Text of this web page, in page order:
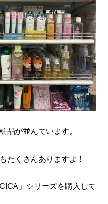
品が並んでいます。
たくさんありますよ！
」シリーズを購入して